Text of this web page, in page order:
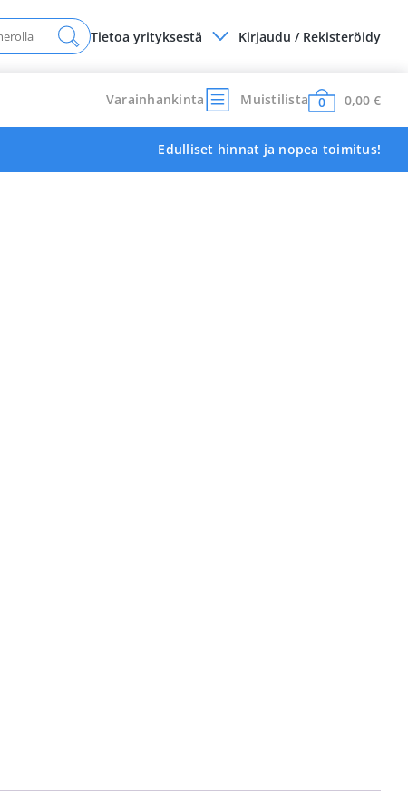
Tietoa yrityksestä
Kirjaudu / Rekisteröidy
Varainhankinta Muistilista 0 0,00 €
Edulliset hinnat ja nopea toimitus!